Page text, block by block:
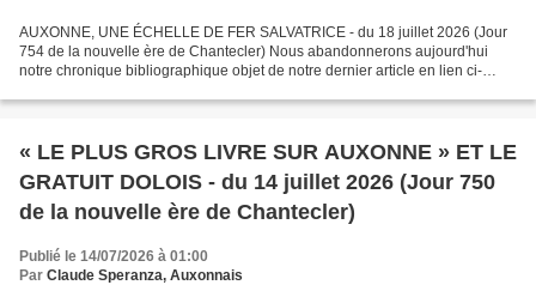
AUXONNE, UNE ÉCHELLE DE FER SALVATRICE - du 18 juillet 2026 (Jour
754 de la nouvelle ère de Chantecler) Nous abandonnerons aujourd'hui
notre chronique bibliographique objet de notre dernier article en lien ci-
« LE PLUS GROS LIVRE SUR AUXONNE » ET LE
GRATUIT DOLOIS - du 14 juillet 2026 (Jour 750
de la nouvelle ère de Chantecler)
Publié le 14/07/2026 à 01:00
Par Claude Speranza, Auxonnais